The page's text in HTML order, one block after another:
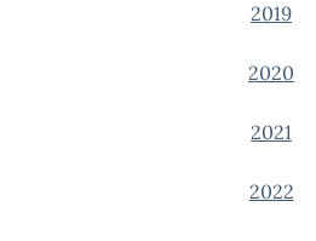
2019
2020
2021
2022